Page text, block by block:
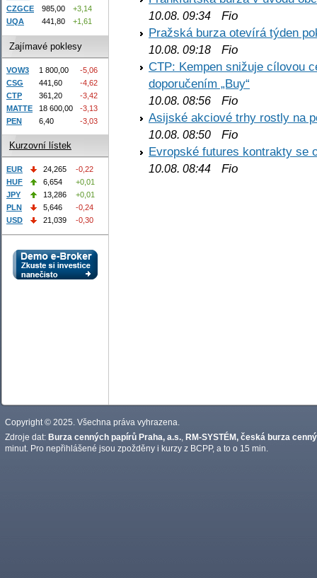
10.08. 09:34 Fio
Pražská burza otevírá týden
10.08. 09:18 Fio
CTP: Kempen snižuje cílovou
doporučením „Buy“
10.08. 08:56 Fio
Asijské akciové trhy rostly na
10.08. 08:50 Fio
Evropské futures kontrakty se
10.08. 08:44 Fio
CZGCE
985,00
+3,14
UQA
441,80 +1,61
Zajímavé poklesy
VOW3 1 800,00
-5,06
CSG
441,60
-4,62
CTP
361,20
-3,42
MATTE
18 600,00
-3,13
PEN
6,40 -3,03
Kurzovní lístek
EUR 24,265
-0,22
HUF
6,654
+0,01
JPY
13,286
+0,01
PLN
5,646
-0,24
USD
21,039 -0,30
Copyright © 2025. Všechna práva vyhrazena.
Zdroje dat: Burza cenných papírů Praha, a.s. RM-SYSTÉM, česká burza
minut. Pro nepřihlášené jsou zpožděny i kurzy z BCPP, a to o 15 min.